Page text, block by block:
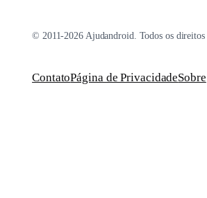
© 2011-2026 Ajudandroid. Todos os direitos
ContatoPágina de PrivacidadeSobre